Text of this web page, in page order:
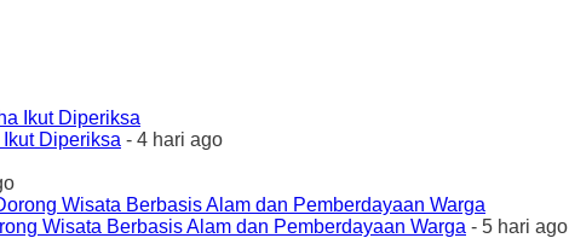
Diperiksa - 4 hari ago
Wisata Berbasis Alam dan Pemberdayaan Warga - 5 hari ago